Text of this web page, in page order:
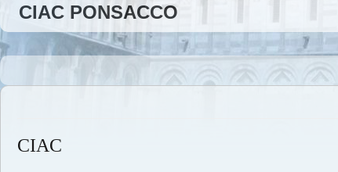
CIAC PONSACCO
CIAC